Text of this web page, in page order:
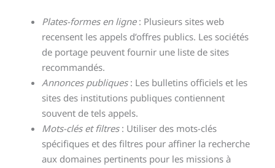
Plates-formes en ligne: Plusieurs sites web
recensent les appels d’offres publics. Les sociétés
de portage peuvent fournir une liste de sites
recommandés.
Annonces publiques: Les bulletins officiels et les
sites des institutions publiques contiennent
souvent de tels appels.
Mots-clés et filtres: Utiliser des mots-clés
spécifiques et des filtres pour affiner la recherche
aux domaines pertinents pour les missions à